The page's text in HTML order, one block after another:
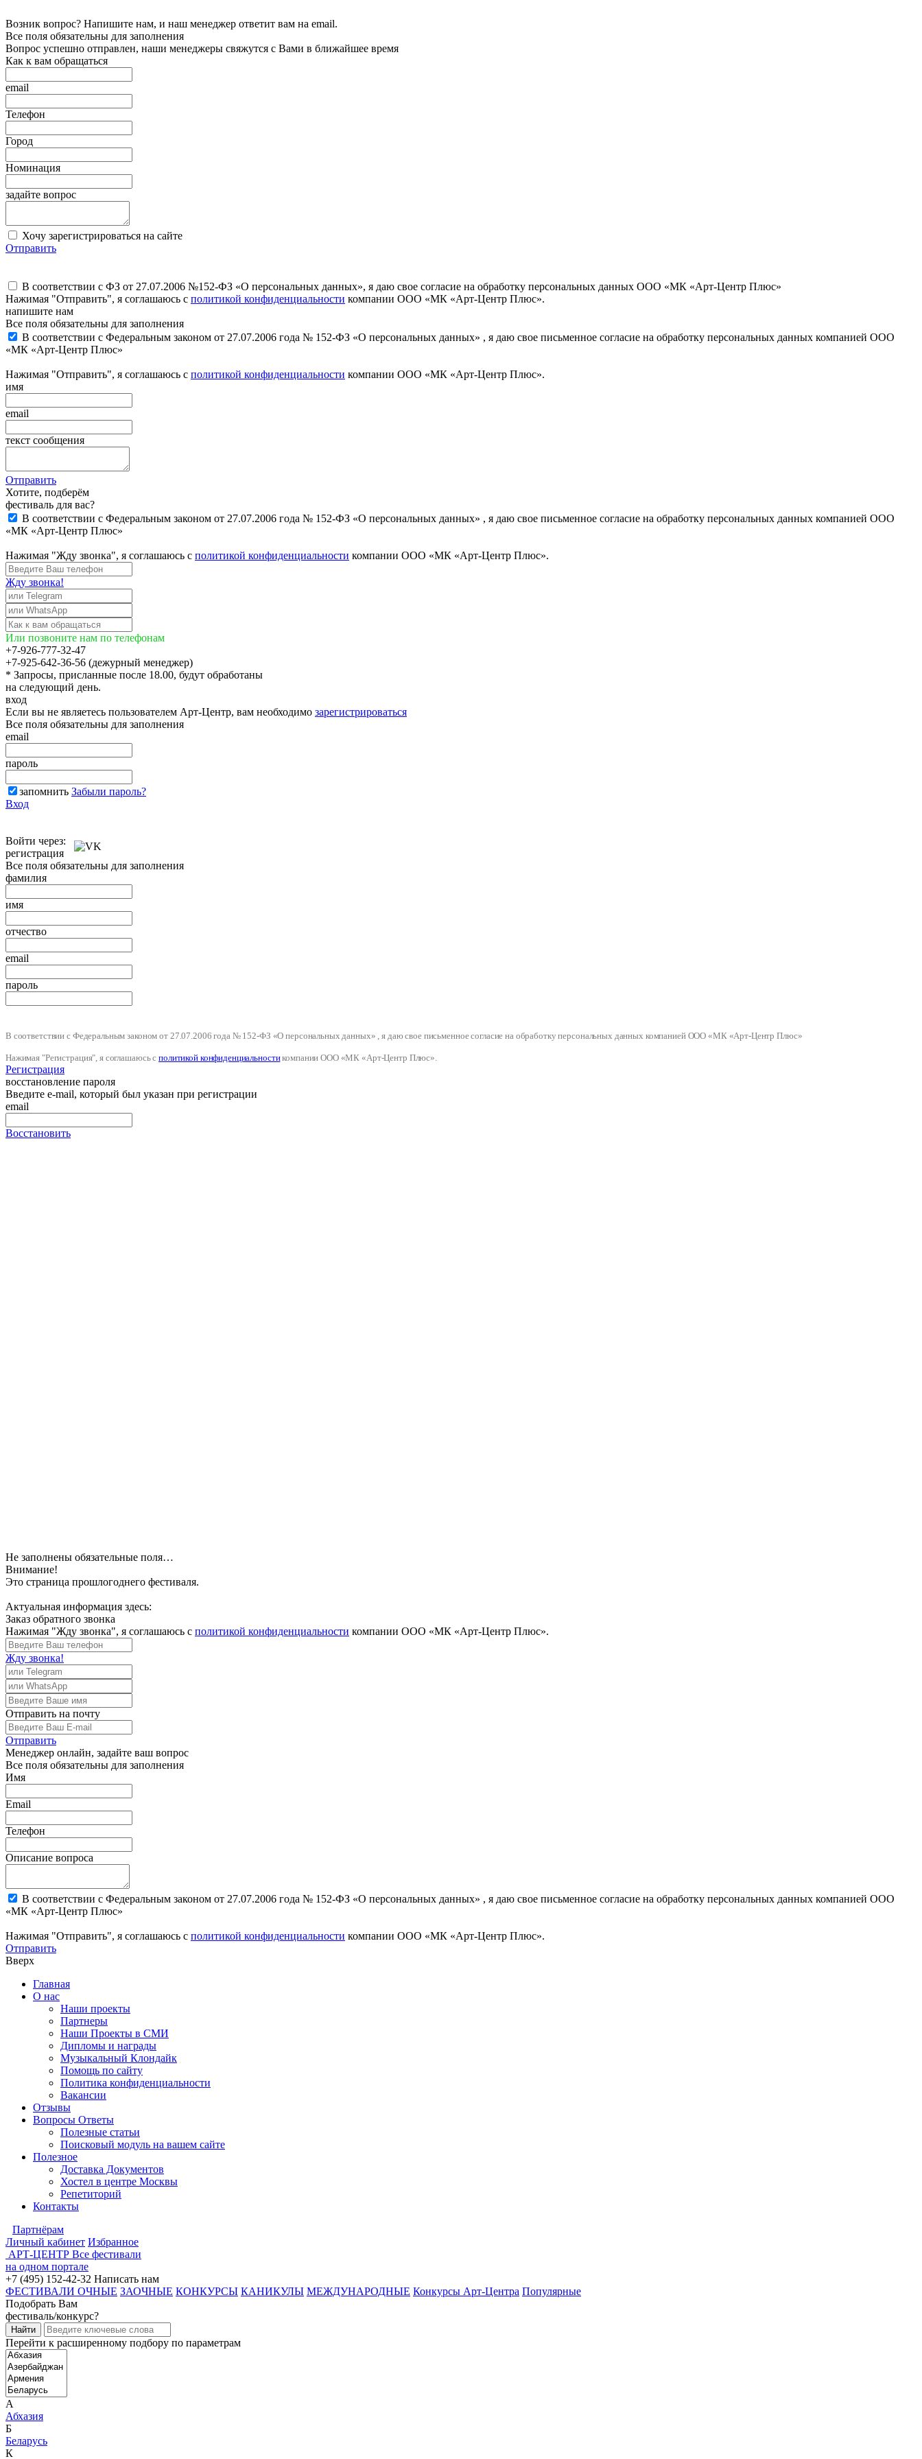
Возник вопрос? Напишите нам, и наш менеджер ответит вам на email.
Все поля обязательны для заполнения
Вопрос успешно отправлен, наши менеджеры свяжутся с Вами в ближайшее время
Как к вам обращаться
email
Телефон
Город
Номинация
задайте вопрос
Хочу зарегистрироваться на сайте
Отправить
В соответствии с ФЗ от 27.07.2006 №152-ФЗ «О персональных данных», я даю свое согласие на обработку персональных данных ООО «МК «Арт-Центр Плюс»
Нажимая "Отправить", я соглашаюсь с политикой конфиденциальности компании ООО «МК «Арт-Центр Плюс».
напишите нам
Все поля обязательны для заполнения
В соответствии с Федеральным законом от 27.07.2006 года № 152-ФЗ «О персональных данных» , я даю свое письменное согласие на обработку персональных данных компанией ООО
«МК «Арт-Центр Плюс»
Нажимая "Отправить", я соглашаюсь с политикой конфиденциальности компании ООО «МК «Арт-Центр Плюс».
имя
email
текст сообщения
Отправить
Хотите, подберём
фестиваль для вас?
В соответствии с Федеральным законом от 27.07.2006 года № 152-ФЗ «О персональных данных» , я даю свое письменное согласие на обработку персональных данных компанией ООО
«МК «Арт-Центр Плюс»
Нажимая "Жду звонка", я соглашаюсь с политикой конфиденциальности компании ООО «МК «Арт-Центр Плюс».
Жду звонка!
Или позвоните нам по телефонам
+7-926-777-32-47
+7-925-642-36-56 (дежурный менеджер)
* Запросы, присланные после 18.00, будут обработаны
на следующий день.
вход
Если вы не являетесь пользователем Арт-Центр, вам необходимо зарегистрироваться
Все поля обязательны для заполнения
email
пароль
запомнить Забыли пароль?
Вход
Войти через:
регистрация
Все поля обязательны для заполнения
фамилия
имя
отчество
email
пароль
В соответствии с Федеральным законом от 27.07.2006 года № 152-ФЗ «О персональных данных» , я даю свое письменное согласие на обработку персональных данных компанией ООО «МК «Арт-Центр Плюс»
Нажимая "Регистрация", я соглашаюсь сполитикой конфиденциальностикомпании ООО «МК «Арт-Центр Плюс».
Регистрация
восстановление пароля
Введите e-mail, который был указан при регистрации
email
Восстановить
Не заполнены обязательные поля…
Внимание!
Это страница прошлогоднего фестиваля.
Актуальная информация здесь:
Заказ обратного звонка
Нажимая "Жду звонка", я соглашаюсь с политикой конфиденциальности компании ООО «МК «Арт-Центр Плюс».
Жду звонка!
Отправить на почту
Отправить
Менеджер онлайн, задайте ваш вопрос
Все поля обязательны для заполнения
Имя
Email
Телефон
Описание вопроса
В соответствии с Федеральным законом от 27.07.2006 года № 152-ФЗ «О персональных данных» , я даю свое письменное согласие на обработку персональных данных компанией ООО
«МК «Арт-Центр Плюс»
Нажимая "Отправить", я соглашаюсь с политикой конфиденциальности компании ООО «МК «Арт-Центр Плюс».
Отправить
Вверх
Главная
О нас
Наши проекты
Партнеры
Наши Проекты в СМИ
Дипломы и награды
Музыкальный Клондайк
Помощь по сайту
Политика конфиденциальности
Вакансии
Отзывы
Вопросы Ответы
Полезные статьи
Поисковый модуль на вашем сайте
Полезное
Доставка Документов
Хостел в центре Москвы
Репетиторий
Контакты
Партнёрам
Личный кабинет Избранное
АРТ-ЦЕНТР Все фестивали
на одном портале
+7 (495) 152-42-32 Написать нам
ФЕСТИВАЛИ ОЧНЫЕ ЗАОЧНЫЕ КОНКУРСЫ КАНИКУЛЫ МЕЖДУНАРОДНЫЕ Конкурсы Арт-Центра Популярные
Подобрать Вам
фестиваль/конкурс?
Перейти к расширенному подбору по параметрам
А
Абхазия
Б
Беларусь
К